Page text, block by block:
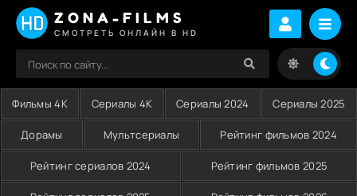
ZONA-FILMS
СМОТРЕТЬ ОНЛАЙН В HD
Фильмы 4K Сериалы 4K Сериалы 2024 Сериалы 2025
Дорамы Мультсериалы Рейтинг фильмов 2024
Рейтинг сериалов 2024 Рейтинг фильмов 2025